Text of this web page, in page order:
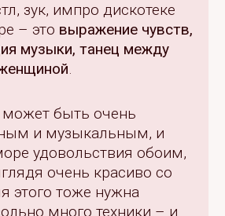
зук, импро дискотеке
– это выражение чувств,
музыки, танец между
.
может быть очень
и музыкальным, и
удовольствия обоим,
очень красиво со
этого тоже нужна
много техники – и